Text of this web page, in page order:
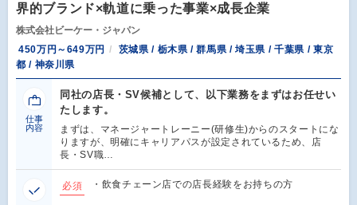
界的ブランド×軌道に乗った事業×成長企業
株式会社ビーケー・ジャパン
450万円～649万円
茨城県 / 栃木県 / 群馬県 / 埼玉県 / 千葉県 / 東京
都 / 神奈川県
仕事
内容
同社の店長・SV候補として、以下業務をまずはお任せい
たします。
まずは、マネージャートレーニー(研修生)からのスタートにな
りますが、明確にキャリアパスが設定されているため、店
長・SV職…
必須 ・飲食チェーン店での店長経験をお持ちの方